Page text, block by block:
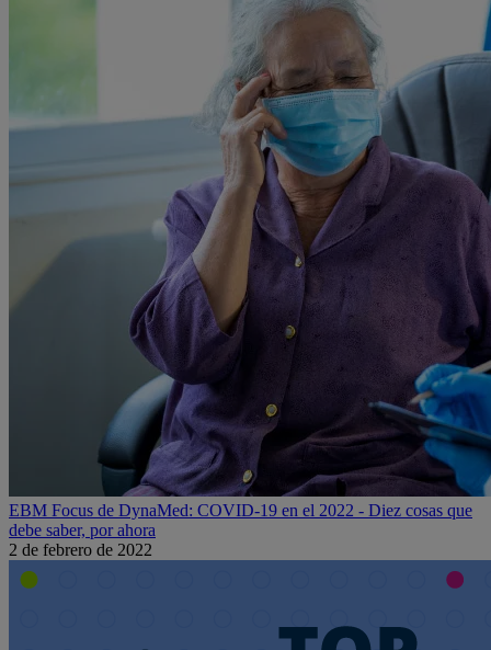
EBM Focus de DynaMed: COVID-19 en el 2022 - Diez cosas que
debe saber, por ahora
2 de febrero de 2022